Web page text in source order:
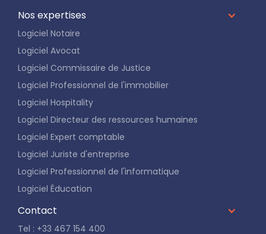
Nos expertises
Logiciel Notaire
Logiciel Avocat
Logiciel Commissaire de Justice
Logiciel Professionnel de l'immobilier
Logiciel Hospitality
Logiciel Directeur des ressources humaines
Logiciel Expert comptable
Logiciel Juriste d'entreprise
Logiciel Professionnel de l'informatique
Logiciel Éducation
Contact
Tel : +33 467 154 400